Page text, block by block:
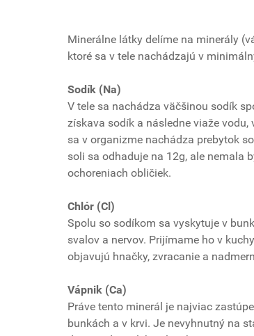
Minerálne látky delíme na minerály
ktoré sa v tele nachádzajú v
Sodík (Na)
V tele sa nachádza väčšinou sodík
získava sodík a následne viaže
sa v organizme nachádza prebytok
soli sa odhaduje na 12g, ale nemala
ochoreniach obličiek.
Chlór (Cl)
Spolu so sodíkom sa vyskytuje v
svalov a nervov. Prijímame ho v
objavujú hnačky, zvracanie a
Vápnik (Ca)
Práve tento minerál je najviac
bunkách a v krvi. Je nevyhnutný na